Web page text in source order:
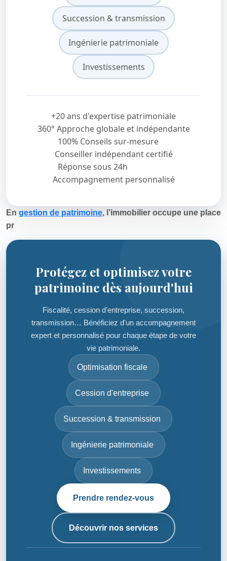
Succession & transmission
Ingénierie patrimoniale
Investissements
+20 ans d'expertise patrimoniale
360° Approche globale et indépendante
100% Conseils sur-mesure
Conseiller indépendant certifié
Réponse sous 24h
Accompagnement personnalisé
En gestion de patrimoine, l’immobilier occupe une place
pr
Protégez et optimisez votre
patrimoine dès aujourd'hui
Fiscalité, cession d'entreprise, succession,
transmission… Bénéficiez d'un accompagnement
expert et personnalisé pour chaque étape de votre
vie patrimoniale.
Optimisation fiscale
Cession d'entreprise
Succession & transmission
Ingénierie patrimoniale
Investissements
Prendre rendez-vous
Découvrir nos services